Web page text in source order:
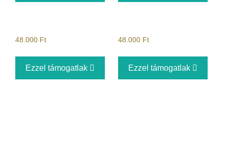
48.000 Ft
Ezzel támogatlak
48.000 Ft
Ezzel támogatlak